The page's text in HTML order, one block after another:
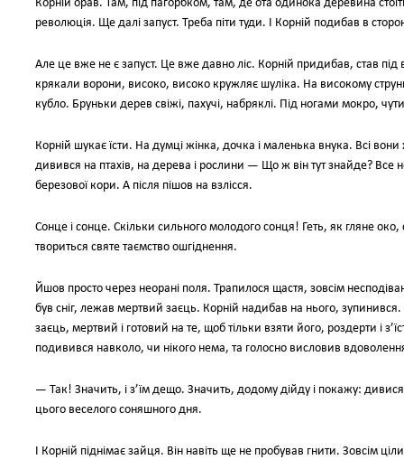
Корній орав. Там, під пагорбком, там, де ота одинока деревина
революція. Ще далі запуст. Треба піти туди. І Корній подибав в
Але це вже не є запуст. Це вже давно ліс. Корній придибав, став
крякали ворони, високо, високо кружляє шуліка. На високому
кубло. Бруньки дерев свіжі, пахучі, набряклі. Під ногами мокро,
Корній шукає їсти. На думці жінка, дочка і маленька внука. Всі вони
дивився на птахів, на дерева і рослини — Що ж він тут знайде? Все
березової кори. А після пішов на взлісся.
Сонце і сонце. Скільки сильного молодого сонця! Геть, як гляне
твориться святе таємство ошгіднення.
Йшов просто через неорані поля. Трапилося щастя, зовсім
був сніг, лежав мертвий заєць. Корній надибав на нього,
заєць, мертвий і готовий на те, щоб тільки взяти його, роздерти і
подивився навколо, чи нікого нема, та голосно висловив
— Так! Значить, і з’їм дещо. Значить, додому дійду і покажу:
цього веселого соняшного дня.
І Корній піднімає зайця. Він навіть ще не пробував гнити. Зовсім